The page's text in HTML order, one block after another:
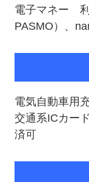
電子マネー 利
PASMO）、
電気自動車用
交通系ICカー
済可